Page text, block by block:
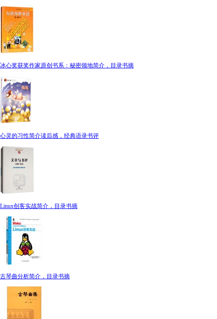
冰心奖获奖作家原创书系：秘密领地简介，目录书摘
心灵的习性简介读后感，经典语录书评
Linux创客实战简介，目录书摘
古琴曲分析简介，目录书摘